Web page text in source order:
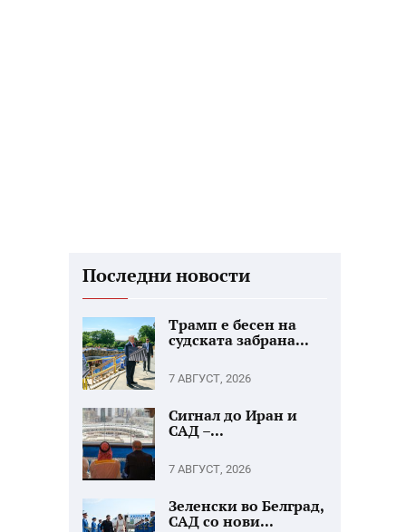
Последни новости
Трамп е бесен на
судската забрана...
7 АВГУСТ, 2026
Сигнал до Иран и
САД –...
7 АВГУСТ, 2026
Зеленски во Белград,
САД со нови...